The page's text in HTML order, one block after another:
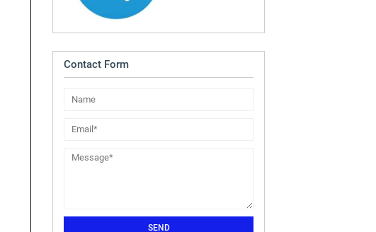
Contact Form